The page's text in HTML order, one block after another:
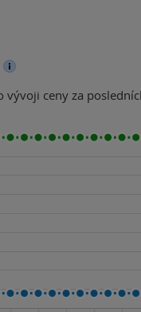
vývoji ceny za